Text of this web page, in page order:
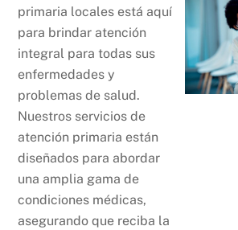
primaria locales está aquí
para brindar atención
integral para todas sus
enfermedades y
problemas de salud.
Nuestros servicios de
atención primaria están
diseñados para abordar
una amplia gama de
condiciones médicas,
asegurando que reciba la